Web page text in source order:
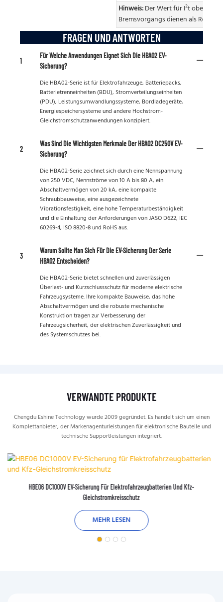
Hinweis:Der Wert für I²t oben
Bremsvorgangs dienen als
FRAGEN UND ANTWORTEN
1
Für Welche Anwendungen Eignet Sich Die HBA02 EV-
Sicherung?
Die HBA02-Serie ist für Elektrofahrzeuge, Batteriepacks,
Batterietrenneinheiten (BDU), Stromverteilungseinheiten
(PDU), Leistungsumwandlungssysteme, Bordladegeräte,
Energiespeichersysteme und andere Hochstrom-
Gleichstromschutzanwendungen konzipiert.
2
Was Sind Die Wichtigsten Merkmale Der HBA02 DC250V EV-
Sicherung?
Die HBA02-Serie zeichnet sich durch eine Nennspannung
von 250 VDC, Nennströme von 10 A bis 80 A, ein
Abschaltvermögen von 20 kA, eine kompakte
Schraubbauweise, eine ausgezeichnete
Vibrationsfestigkeit, eine hohe Temperaturbeständigkeit
und die Einhaltung der Anforderungen von JASO D622, IEC
60269-4, ISO 8820-8 und RoHS aus.
3
Warum Sollte Man Sich Für Die EV-Sicherung Der Serie
HBA02 Entscheiden?
Die HBA02-Serie bietet schnellen und zuverlässigen
Überlast- und Kurzschlussschutz für moderne elektrische
Fahrzeugsysteme. Ihre kompakte Bauweise, das hohe
Abschaltvermögen und die robuste mechanische
Konstruktion tragen zur Verbesserung der
Fahrzeugsicherheit, der elektrischen Zuverlässigkeit und
des Systemschutzes bei.
VERWANDTE PRODUKTE
Chengdu Eshine Technology wurde 2009 gegründet. Es handelt sich um einen
Komplettanbieter, der Markenagenturleistungen für elektronische Bauteile und
technische Supportleistungen integriert.
HBE06 DC1000V EV-Sicherung Für Elektrofahrzeugbatterien Und Kfz-
Gleichstromkreisschutz
MEHR LESEN